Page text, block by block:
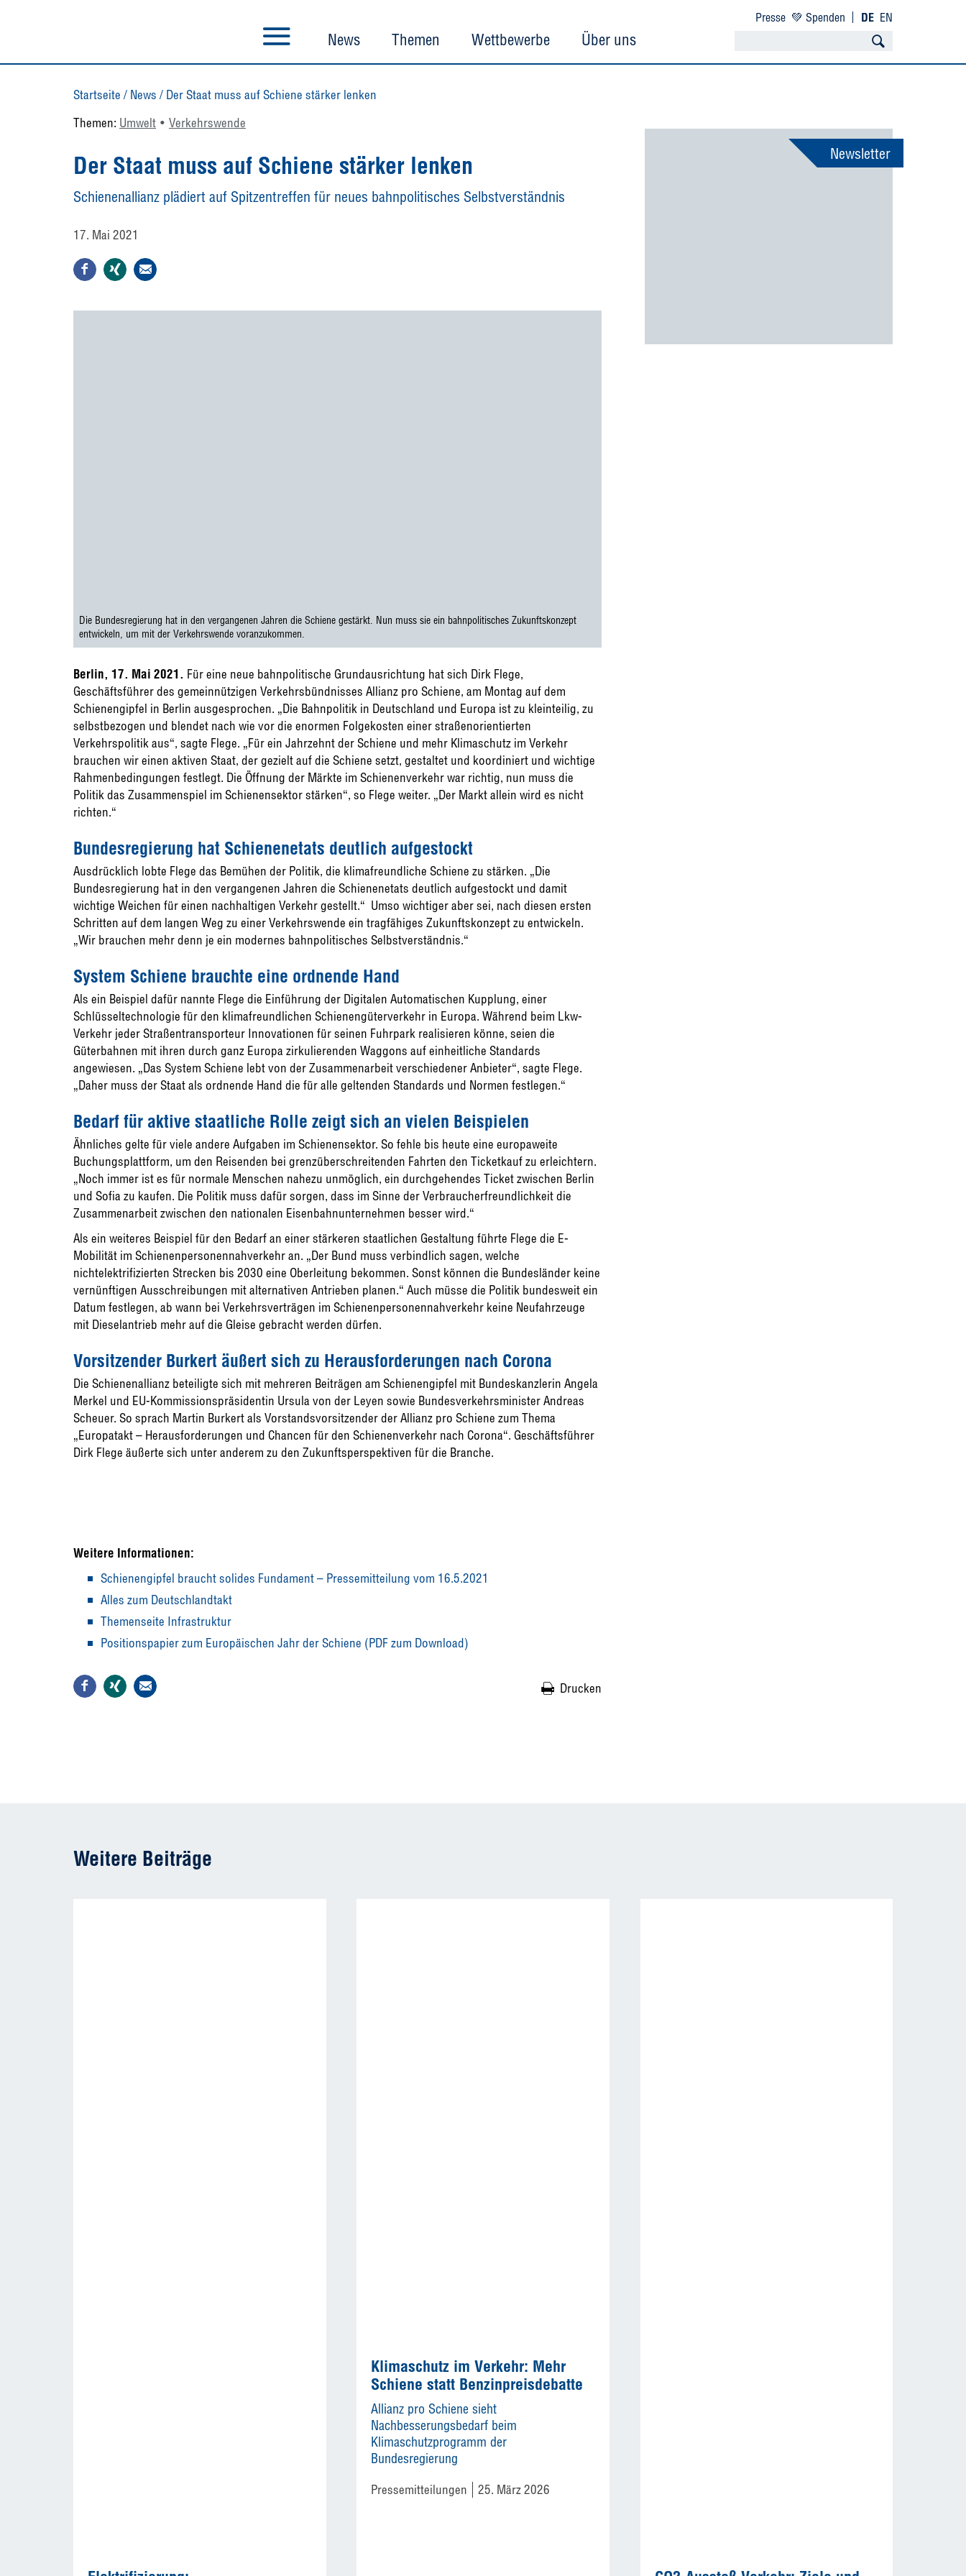
News Themen Wettbewerbe Über uns
Presse 💚 Spenden DE EN
Startseite / News / Der Staat muss auf Schiene stärker lenken
Themen: Umwelt Verkehrswende
Der Staat muss auf Schiene stärker lenken
Schienenallianz plädiert auf Spitzentreffen für neues bahnpolitisches Selbstverständnis
17. Mai 2021
Die Bundesregierung hat in den vergangenen Jahren die Schiene gestärkt. Nun muss sie ein bahnpolitisches Zukunftskonzept
entwickeln, um mit der Verkehrswende voranzukommen.
Berlin, 17. Mai 2021. Für eine neue bahnpolitische Grundausrichtung hat sich Dirk Flege,
Geschäftsführer des gemeinnützigen Verkehrsbündnisses Allianz pro Schiene, am Montag auf dem
Schienengipfel in Berlin ausgesprochen. „Die Bahnpolitik in Deutschland und Europa ist zu kleinteilig, zu
selbstbezogen und blendet nach wie vor die enormen Folgekosten einer straßenorientierten
Verkehrspolitik aus“, sagte Flege. „Für ein Jahrzehnt der Schiene und mehr Klimaschutz im Verkehr
brauchen wir einen aktiven Staat, der gezielt auf die Schiene setzt, gestaltet und koordiniert und wichtige
Rahmenbedingungen festlegt. Die Öffnung der Märkte im Schienenverkehr war richtig, nun muss die
Politik das Zusammenspiel im Schienensektor stärken“, so Flege weiter. „Der Markt allein wird es nicht
richten.“
Bundesregierung hat Schienenetats deutlich aufgestockt
Ausdrücklich lobte Flege das Bemühen der Politik, die klimafreundliche Schiene zu stärken. „Die
Bundesregierung hat in den vergangenen Jahren die Schienenetats deutlich aufgestockt und damit
wichtige Weichen für einen nachhaltigen Verkehr gestellt.“ Umso wichtiger aber sei, nach diesen ersten
Schritten auf dem langen Weg zu einer Verkehrswende ein tragfähiges Zukunftskonzept zu entwickeln.
„Wir brauchen mehr denn je ein modernes bahnpolitisches Selbstverständnis.“
System Schiene brauchte eine ordnende Hand
Als ein Beispiel dafür nannte Flege die Einführung der Digitalen Automatischen Kupplung, einer
Schlüsseltechnologie für den klimafreundlichen Schienengüterverkehr in Europa. Während beim Lkw-
Verkehr jeder Straßentransporteur Innovationen für seinen Fuhrpark realisieren könne, seien die
Güterbahnen mit ihren durch ganz Europa zirkulierenden Waggons auf einheitliche Standards
angewiesen. „Das System Schiene lebt von der Zusammenarbeit verschiedener Anbieter“, sagte Flege.
„Daher muss der Staat als ordnende Hand die für alle geltenden Standards und Normen festlegen.“
Bedarf für aktive staatliche Rolle zeigt sich an vielen Beispielen
Ähnliches gelte für viele andere Aufgaben im Schienensektor. So fehle bis heute eine europaweite
Buchungsplattform, um den Reisenden bei grenzüberschreitenden Fahrten den Ticketkauf zu erleichtern.
„Noch immer ist es für normale Menschen nahezu unmöglich, ein durchgehendes Ticket zwischen Berlin
und Sofia zu kaufen. Die Politik muss dafür sorgen, dass im Sinne der Verbraucherfreundlichkeit die
Zusammenarbeit zwischen den nationalen Eisenbahnunternehmen besser wird.“
Als ein weiteres Beispiel für den Bedarf an einer stärkeren staatlichen Gestaltung führte Flege die E-
Mobilität im Schienenpersonennahverkehr an. „Der Bund muss verbindlich sagen, welche
nichtelektrifizierten Strecken bis 2030 eine Oberleitung bekommen. Sonst können die Bundesländer keine
vernünftigen Ausschreibungen mit alternativen Antrieben planen.“ Auch müsse die Politik bundesweit ein
Datum festlegen, ab wann bei Verkehrsverträgen im Schienenpersonennahverkehr keine Neufahrzeuge
mit Dieselantrieb mehr auf die Gleise gebracht werden dürfen.
Vorsitzender Burkert äußert sich zu Herausforderungen nach Corona
Die Schienenallianz beteiligte sich mit mehreren Beiträgen am Schienengipfel mit Bundeskanzlerin Angela
Merkel und EU-Kommissionspräsidentin Ursula von der Leyen sowie Bundesverkehrsminister Andreas
Scheuer. So sprach Martin Burkert als Vorstandsvorsitzender der Allianz pro Schiene zum Thema
„Europatakt – Herausforderungen und Chancen für den Schienenverkehr nach Corona“. Geschäftsführer
Dirk Flege äußerte sich unter anderem zu den Zukunftsperspektiven für die Branche.
Weitere Informationen:
Schienengipfel braucht solides Fundament – Pressemitteilung vom 16.5.2021
Alles zum Deutschlandtakt
Themenseite Infrastruktur
Positionspapier zum Europäischen Jahr der Schiene (PDF zum Download)
Drucken
Newsletter
Weitere Beiträge
Klimaschutz im Verkehr: Mehr
Schiene statt Benzinpreisdebatte
Allianz pro Schiene sieht
Nachbesserungsbedarf beim
Klimaschutzprogramm der
Bundesregierung
Pressemitteilungen 25. März 2026